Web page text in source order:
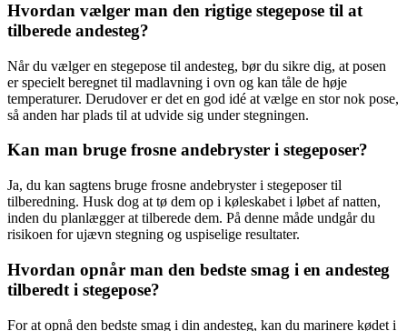
Hvordan vælger man den rigtige stegepose til at
tilberede andesteg?
Når du vælger en stegepose til andesteg, bør du sikre dig, at posen
er specielt beregnet til madlavning i ovn og kan tåle de høje
temperaturer. Derudover er det en god idé at vælge en stor nok pose,
så anden har plads til at udvide sig under stegningen.
Kan man bruge frosne andebryster i stegeposer?
Ja, du kan sagtens bruge frosne andebryster i stegeposer til
tilberedning. Husk dog at tø dem op i køleskabet i løbet af natten,
inden du planlægger at tilberede dem. På denne måde undgår du
risikoen for ujævn stegning og uspiselige resultater.
Hvordan opnår man den bedste smag i en andesteg
tilberedt i stegepose?
For at opnå den bedste smag i din andesteg, kan du marinere kødet i